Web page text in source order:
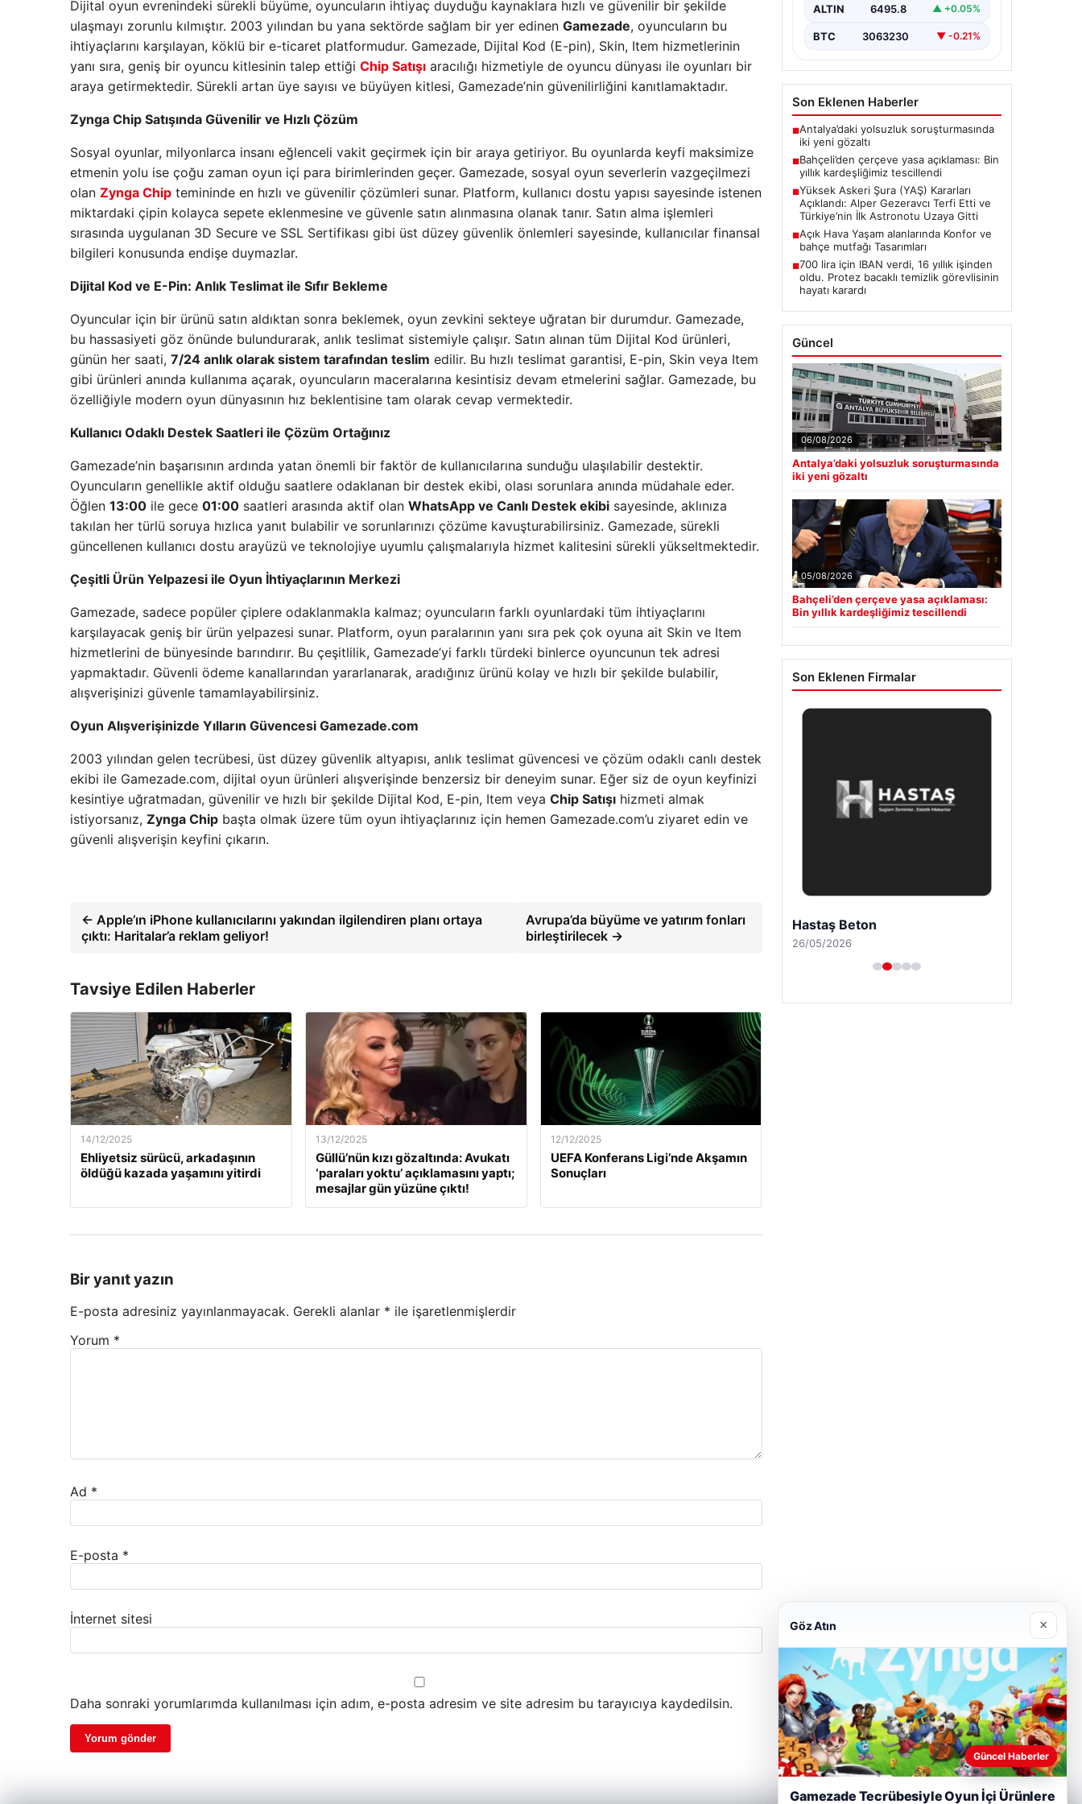
Dijital oyun evrenindeki sürekli büyüme, oyuncuların ihtiyaç duyduğu kaynaklara hızlı ve güvenilir bir şekilde
ulaşmayı zorunlu kılmıştır. 2003 yılından bu yana sektörde sağlam bir yer edinen Gamezade, oyuncuların bu
ihtiyaçlarını karşılayan, köklü bir e-ticaret platformudur. Gamezade, Dijital Kod (E-pin), Skin, Item hizmetlerinin
yanı sıra, geniş bir oyuncu kitlesinin talep ettiği Chip Satışı aracılığı hizmetiyle de oyuncu dünyası ile oyunları bir
araya getirmektedir. Sürekli artan üye sayısı ve büyüyen kitlesi, Gamezade’nin güvenilirliğini kanıtlamaktadır.
Zynga Chip Satışında Güvenilir ve Hızlı Çözüm
Sosyal oyunlar, milyonlarca insanı eğlenceli vakit geçirmek için bir araya getiriyor. Bu oyunlarda keyfi maksimize
etmenin yolu ise çoğu zaman oyun içi para birimlerinden geçer. Gamezade, sosyal oyun severlerin vazgeçilmezi
olan Zynga Chip temininde en hızlı ve güvenilir çözümleri sunar. Platform, kullanıcı dostu yapısı sayesinde istenen
miktardaki çipin kolayca sepete eklenmesine ve güvenle satın alınmasına olanak tanır. Satın alma işlemleri
sırasında uygulanan 3D Secure ve SSL Sertifikası gibi üst düzey güvenlik önlemleri sayesinde, kullanıcılar finansal
bilgileri konusunda endişe duymazlar.
Dijital Kod ve E-Pin: Anlık Teslimat ile Sıfır Bekleme
Oyuncular için bir ürünü satın aldıktan sonra beklemek, oyun zevkini sekteye uğratan bir durumdur. Gamezade,
bu hassasiyeti göz önünde bulundurarak, anlık teslimat sistemiyle çalışır. Satın alınan tüm Dijital Kod ürünleri,
günün her saati, 7/24 anlık olarak sistem tarafından teslim edilir. Bu hızlı teslimat garantisi, E-pin, Skin veya Item
gibi ürünleri anında kullanıma açarak, oyuncuların maceralarına kesintisiz devam etmelerini sağlar. Gamezade, bu
özelliğiyle modern oyun dünyasının hız beklentisine tam olarak cevap vermektedir.
Kullanıcı Odaklı Destek Saatleri ile Çözüm Ortağınız
Gamezade’nin başarısının ardında yatan önemli bir faktör de kullanıcılarına sunduğu ulaşılabilir destektir.
Oyuncuların genellikle aktif olduğu saatlere odaklanan bir destek ekibi, olası sorunlara anında müdahale eder.
Öğlen 13:00 ile gece 01:00 saatleri arasında aktif olan WhatsApp ve Canlı Destek ekibi sayesinde, aklınıza
takılan her türlü soruya hızlıca yanıt bulabilir ve sorunlarınızı çözüme kavuşturabilirsiniz. Gamezade, sürekli
güncellenen kullanıcı dostu arayüzü ve teknolojiye uyumlu çalışmalarıyla hizmet kalitesini sürekli yükseltmektedir.
Çeşitli Ürün Yelpazesi ile Oyun İhtiyaçlarının Merkezi
Gamezade, sadece popüler çiplere odaklanmakla kalmaz; oyuncuların farklı oyunlardaki tüm ihtiyaçlarını
karşılayacak geniş bir ürün yelpazesi sunar. Platform, oyun paralarının yanı sıra pek çok oyuna ait Skin ve Item
hizmetlerini de bünyesinde barındırır. Bu çeşitlilik, Gamezade’yi farklı türdeki binlerce oyuncunun tek adresi
yapmaktadır. Güvenli ödeme kanallarından yararlanarak, aradığınız ürünü kolay ve hızlı bir şekilde bulabilir,
alışverişinizi güvenle tamamlayabilirsiniz.
Oyun Alışverişinizde Yılların Güvencesi Gamezade.com
2003 yılından gelen tecrübesi, üst düzey güvenlik altyapısı, anlık teslimat güvencesi ve çözüm odaklı canlı destek
ekibi ile Gamezade.com, dijital oyun ürünleri alışverişinde benzersiz bir deneyim sunar. Eğer siz de oyun keyfinizi
kesintiye uğratmadan, güvenilir ve hızlı bir şekilde Dijital Kod, E-pin, Item veya Chip Satışı hizmeti almak
istiyorsanız, Zynga Chip başta olmak üzere tüm oyun ihtiyaçlarınız için hemen Gamezade.com’u ziyaret edin ve
güvenli alışverişin keyfini çıkarın.
← Apple’ın iPhone kullanıcılarını yakından ilgilendiren planı ortaya
çıktı: Haritalar’a reklam geliyor!
Avrupa’da büyüme ve yatırım fonları
birleştirilecek →
Tavsiye Edilen Haberler
14/12/2025
Ehliyetsiz sürücü, arkadaşının
öldüğü kazada yaşamını yitirdi
13/12/2025
Güllü’nün kızı gözaltında: Avukatı
‘paraları yoktu’ açıklamasını yaptı;
mesajlar gün yüzüne çıktı!
12/12/2025
UEFA Konferans Ligi’nde Akşamın
Sonuçları
Bir yanıt yazın
E-posta adresiniz yayınlanmayacak. Gerekli alanlar * ile işaretlenmişlerdir
Yorum *
Ad *
E-posta *
İnternet sitesi
Daha sonraki yorumlarımda kullanılması için adım, e-posta adresim ve site adresim bu tarayıcıya kaydedilsin.
Milliyetçi Hareket…
ALTIN 6495.8 ▲ +0.05%
BTC 3063230 ▼ -0.21%
Son Eklenen Haberler
■Antalya’daki yolsuzluk soruşturmasında
iki yeni gözaltı
■Bahçeli’den çerçeve yasa açıklaması: Bin
yıllık kardeşliğimiz tescillendi
■Yüksek Askeri Şura (YAŞ) Kararları
Açıklandı: Alper Gezeravcı Terfi Etti ve
Türkiye’nin İlk Astronotu Uzaya Gitti
■Açık Hava Yaşam alanlarında Konfor ve
bahçe mutfağı Tasarımları
■700 lira için IBAN verdi, 16 yıllık işinden
oldu. Protez bacaklı temizlik görevlisinin
hayatı karardı
Güncel
06/08/2026
Antalya’daki yolsuzluk soruşturmasında
iki yeni gözaltı
05/08/2026
Bahçeli’den çerçeve yasa açıklaması:
Bin yıllık kardeşliğimiz tescillendi
Son Eklenen Firmalar
Hastaş Beton
26/05/2026
Göz Atın ×
Güncel Haberler
Gamezade Tecrübesiyle Oyun İçi Ürünlere